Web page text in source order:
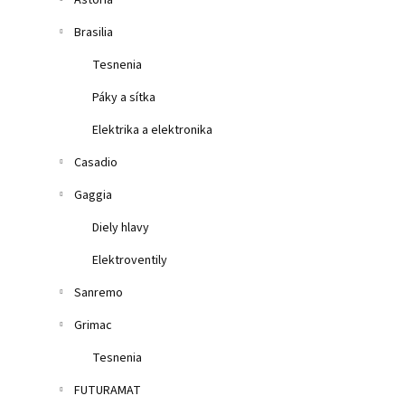
Brasilia
Tesnenia
Páky a sítka
Elektrika a elektronika
Casadio
Gaggia
Diely hlavy
Elektroventily
Sanremo
Grimac
Tesnenia
FUTURAMAT